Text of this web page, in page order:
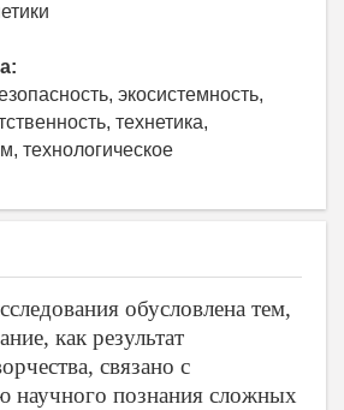
экосистемность,
технетика,
технологическое
обусловлена тем,
как результат
связано с
научного познания сложных